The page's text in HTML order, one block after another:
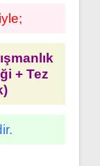
+ Tez